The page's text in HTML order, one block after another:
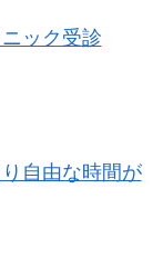
ック受診
自由な時間が